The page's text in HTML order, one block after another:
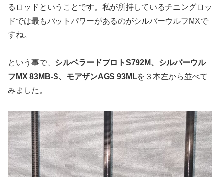
るロッドということです。私が所持しているチニングロッ
ドでは最もバットパワーがあるのがシルバーウルフMXで
すね。
という事で、 シルベラードプロトS792M、シルバーウル
フMX 83MB-S、モアザンAGS 93MLを３本左から並べて
みました。